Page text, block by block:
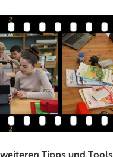
Tipps und Tools